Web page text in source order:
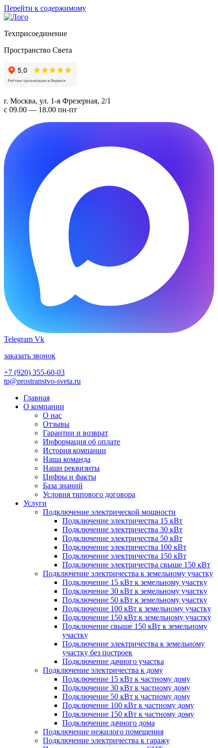
Перейти к содержимому
Техприсоединение
Пространство Света
г. Москва, ул. 1-я Фрезерная, 2/1
с 09.00 — 18.00 пн-пт
Telegram Vk
заказать звонок
+7 (920) 355-60-03
tp@prostranstvo-sveta.ru
Главная
О компании
О нас
Отзывы
Гарантии и возврат
Информация об оплате
История компании
Наша команда
Наши реквизиты
Цифры и факты
База знаний
Условия типового договора
Услуги
Подключение электрической мощности
Подключение электричества 15 кВт
Подключение электричества 30 кВт
Подключение электричества 50 кВт
Подключение электричества 100 кВт
Подключение электричества 150 кВт
Подключение электричества свыше 150 кВт
Подключение электричества к земельному участку
Подключение 15 кВт к земельному участку
Подключение 30 кВт к земельному участку
Подключение 50 кВт к земельному участку
Подключение 100 кВт к земельному участку
Подключение 150 кВт к земельному участку
Подключение свыше 150 кВт к земельному
участку
Подключение электричества к земельному
участку без построек
Подключение дачного участка
Подключение электричества к дому
Подключение 15 кВт к частному дому
Подключение 30 кВт к частному дому
Подключение 50 кВт к частному дому
Подключение 100 кВт к частному дому
Подключение 150 кВт к частному дому
Подключение дачного дома
Подключение нежилого помещения
Подключение электричества к гаражу